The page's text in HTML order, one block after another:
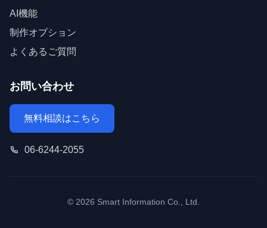
AI機能
制作オプション
よくあるご質問
お問い合わせ
無料相談はこちら
06-6244-2055
© 2026 Smart Information Co., Ltd.